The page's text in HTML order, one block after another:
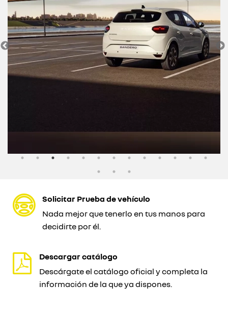
Solicitar Prueba de vehículo
Nada mejor que tenerlo en tus manos para
decidirte por él.
Descargar catálogo
Descárgate el catálogo oficial y completa la
información de la que ya dispones.